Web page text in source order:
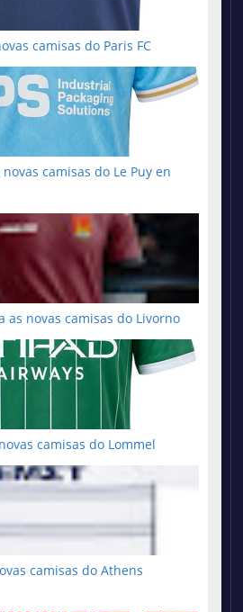
camisas do Paris FC
camisas do Le Puy en
as novas camisas do Livorno
camisas do Lommel
camisas do Athens